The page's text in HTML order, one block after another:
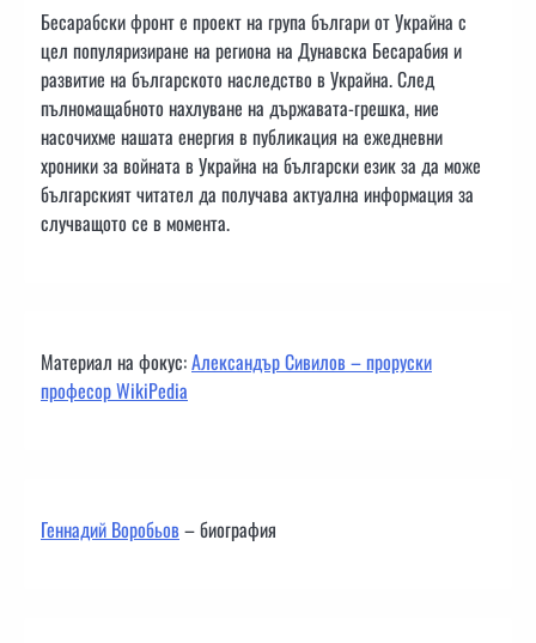
Бесарабски фронт е проект на група българи от Украйна с
цел популяризиране на региона на Дунавска Бесарабия и
развитие на българското наследство в Украйна. След
пълномащабното нахлуване на държавата-грешка, ние
насочихме нашата енергия в публикация на ежедневни
хроники за войната в Украйна на български език за да може
българският читател да получава актуална информация за
случващото се в момента.
Материал на фокус:Александър Сивилов – проруски
професор WikiPedia
Геннадий Воробьов– биография